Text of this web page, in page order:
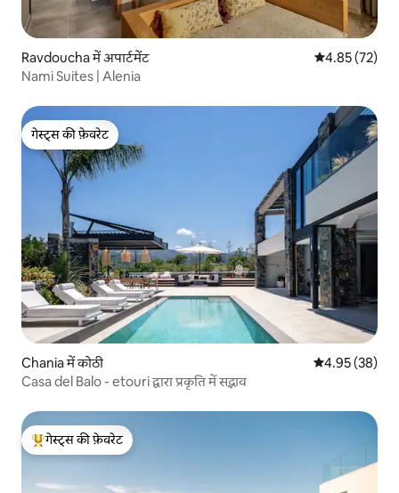
Ravdoucha में अपार्टमेंट औसत रेटिंग 5 में
4.85 (72)
Nami Suites | Alenia
गेस्ट्स की फ़ेवरेट
गेस्ट्स की फ़ेवरेट
Chania में कोठी औसत रेटिंग 5 में
4.95 (38)
Casa del Balo - etouri द्वारा प्रकृति में सद्भाव
गेस्ट्स का टॉप फ़ेवरेट
गेस्ट्स की फ़ेवरेट